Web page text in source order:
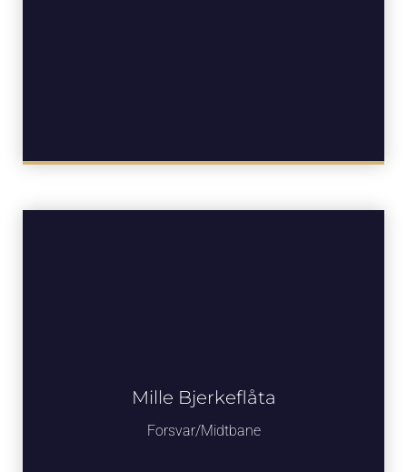
Mille Bjerkeflåta
Forsvar/Midtbane